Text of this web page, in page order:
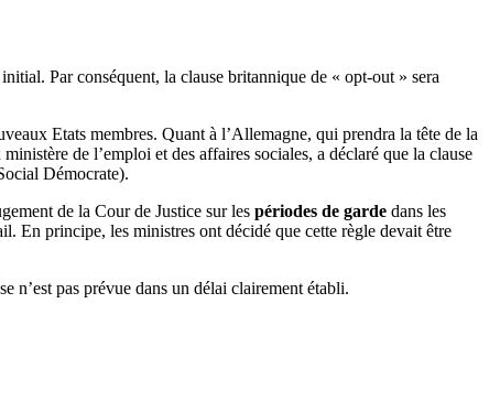
Par conséquent, la clause britannique de « opt-out » sera
Etats membres. Quant à l’Allemagne, qui prendra la tête de la
de l’emploi et des affaires sociales, a déclaré que la clause
Démocrate).
de la Cour de Justice sur les périodes de garde dans les
En principe, les ministres ont décidé que cette règle devait être
n’est pas prévue dans un délai clairement établi.